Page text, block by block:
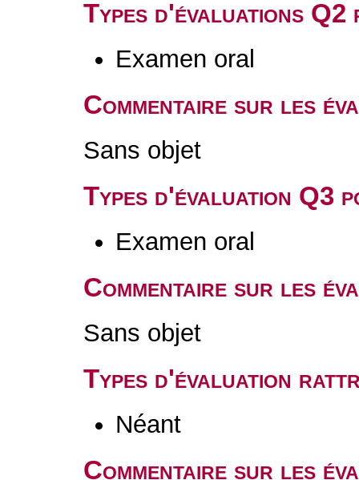
Types d'évaluations
Examen oral
Commentaire sur les
Sans objet
Types d'évaluation Q3
Examen oral
Commentaire sur les
Sans objet
Types d'évaluation
Néant
Commentaire sur les